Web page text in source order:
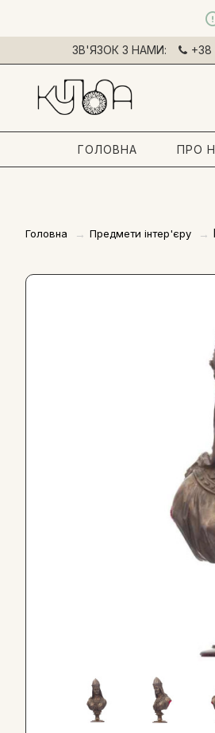
ЗВ'ЯЗОК З НАМИ:
ГОЛОВНА ПРО
Головна Предмети інтер'єру